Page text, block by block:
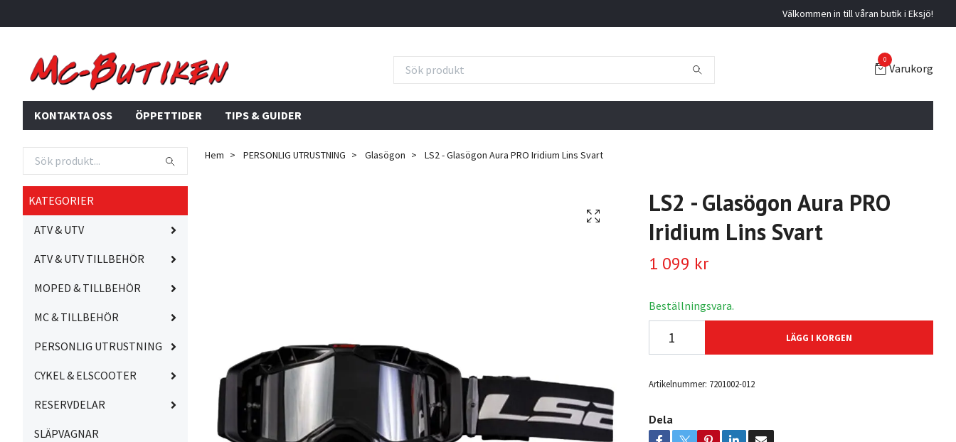
Välkommen in till våran butik i Eksjö!
0
Varukorg
KONTAKTA OSS ÖPPETTIDER TIPS & GUIDER
KATEGORIER
ATV & UTV
ATV & UTV TILLBEHÖR
MOPED & TILLBEHÖR
MC & TILLBEHÖR
PERSONLIG UTRUSTNING
CYKEL & ELSCOOTER
RESERVDELAR
SLÄPVAGNAR
Hem PERSONLIG UTRUSTNING Glasögon LS2 - Glasögon Aura PRO Iridium Lins Svart
LS2 - Glasögon Aura PRO
Iridium Lins Svart
1 099 kr
Beställningsvara.
LÄGG I KORGEN
Artikelnummer: 7201002-012
Dela